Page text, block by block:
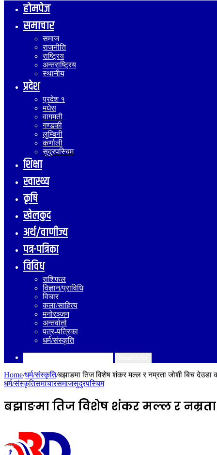
होमपेज
समाचार
समाज
राजनीति
राष्ट्रिय
अन्तराष्ट्रिय
स्थानीय
प्रदेश
प्रदेश १
मधेस
वागमती
गण्डकी
लुम्बिनी
कर्णाली
सुदुरपस्चिम
शिक्षा
स्वास्थ्य
कृषि
खेलकुद
अर्थ/वाणीज्य
पत्र-पत्रिका
विविध
राशिफल
विज्ञान/प्राविधि
विचार
कला/साहित्य
मनोरञ्जन
अन्तर्वार्ता
पत्र-पत्रिका
धर्म/संस्कृति
Home/धर्म/संस्कृति/बझाङमा तिज विशेष शंकर मल्ल र नम्रता जोशी बिच देउडा
धर्म/संस्कृतिसमाचारसमाजसुदुरपस्चिम
बझाङमा तिज विशेष शंकर मल्ल र नम्रता